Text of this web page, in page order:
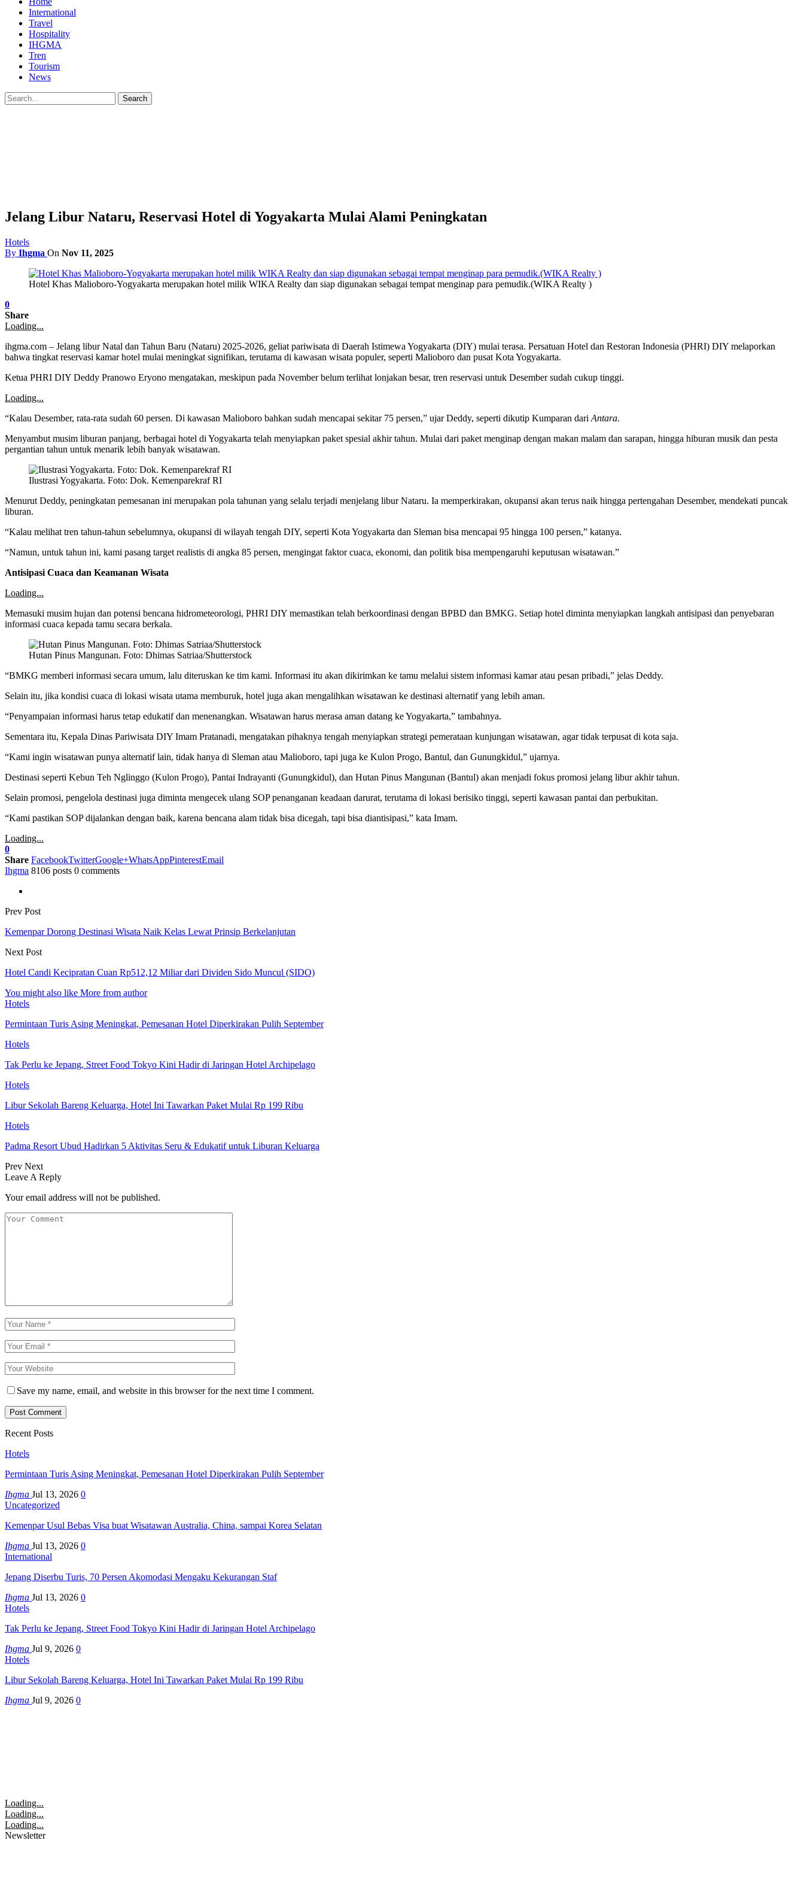
International
Travel
Hospitality
IHGMA
Tren
Tourism
News
Jelang Libur Nataru, Reservasi Hotel di Yogyakarta Mulai Alami Peningkatan
Hotels
By Ihgma On Nov 11, 2025
Hotel Khas Malioboro-Yogyakarta merupakan hotel milik WIKA Realty dan siap digunakan sebagai tempat menginap para pemudik.(WIKA Realty )
0
Share
Loading...
ihgma.com – Jelang libur Natal dan Tahun Baru (Nataru) 2025-2026, geliat pariwisata di Daerah Istimewa Yogyakarta (DIY) mulai terasa. Persatuan Hotel dan Restoran Indonesia (PHRI) DIY melaporkan
bahwa tingkat reservasi kamar hotel mulai meningkat signifikan, terutama di kawasan wisata populer, seperti Malioboro dan pusat Kota Yogyakarta.
Ketua PHRI DIY Deddy Pranowo Eryono mengatakan, meskipun pada November belum terlihat lonjakan besar, tren reservasi untuk Desember sudah cukup tinggi.
Loading...
“Kalau Desember, rata-rata sudah 60 persen. Di kawasan Malioboro bahkan sudah mencapai sekitar 75 persen,” ujar Deddy, seperti dikutip Kumparan dari Antara.
Menyambut musim liburan panjang, berbagai hotel di Yogyakarta telah menyiapkan paket spesial akhir tahun. Mulai dari paket menginap dengan makan malam dan sarapan, hingga hiburan musik dan pesta
pergantian tahun untuk menarik lebih banyak wisatawan.
Ilustrasi Yogyakarta. Foto: Dok. Kemenparekraf RI
Menurut Deddy, peningkatan pemesanan ini merupakan pola tahunan yang selalu terjadi menjelang libur Nataru. Ia memperkirakan, okupansi akan terus naik hingga pertengahan Desember, mendekati puncak
liburan.
“Kalau melihat tren tahun-tahun sebelumnya, okupansi di wilayah tengah DIY, seperti Kota Yogyakarta dan Sleman bisa mencapai 95 hingga 100 persen,” katanya.
“Namun, untuk tahun ini, kami pasang target realistis di angka 85 persen, mengingat faktor cuaca, ekonomi, dan politik bisa mempengaruhi keputusan wisatawan.”
Antisipasi Cuaca dan Keamanan Wisata
Loading...
Memasuki musim hujan dan potensi bencana hidrometeorologi, PHRI DIY memastikan telah berkoordinasi dengan BPBD dan BMKG. Setiap hotel diminta menyiapkan langkah antisipasi dan penyebaran
informasi cuaca kepada tamu secara berkala.
Hutan Pinus Mangunan. Foto: Dhimas Satriaa/Shutterstock
“BMKG memberi informasi secara umum, lalu diteruskan ke tim kami. Informasi itu akan dikirimkan ke tamu melalui sistem informasi kamar atau pesan pribadi,” jelas Deddy.
Selain itu, jika kondisi cuaca di lokasi wisata utama memburuk, hotel juga akan mengalihkan wisatawan ke destinasi alternatif yang lebih aman.
“Penyampaian informasi harus tetap edukatif dan menenangkan. Wisatawan harus merasa aman datang ke Yogyakarta,” tambahnya.
Sementara itu, Kepala Dinas Pariwisata DIY Imam Pratanadi, mengatakan pihaknya tengah menyiapkan strategi pemerataan kunjungan wisatawan, agar tidak terpusat di kota saja.
“Kami ingin wisatawan punya alternatif lain, tidak hanya di Sleman atau Malioboro, tapi juga ke Kulon Progo, Bantul, dan Gunungkidul,” ujarnya.
Destinasi seperti Kebun Teh Nglinggo (Kulon Progo), Pantai Indrayanti (Gunungkidul), dan Hutan Pinus Mangunan (Bantul) akan menjadi fokus promosi jelang libur akhir tahun.
Selain promosi, pengelola destinasi juga diminta mengecek ulang SOP penanganan keadaan darurat, terutama di lokasi berisiko tinggi, seperti kawasan pantai dan perbukitan.
“Kami pastikan SOP dijalankan dengan baik, karena bencana alam tidak bisa dicegah, tapi bisa diantisipasi,” kata Imam.
Loading...
0
Share FacebookTwitterGoogle+WhatsAppPinterestEmail
Ihgma 8106 posts 0 comments
Prev Post
Kemenpar Dorong Destinasi Wisata Naik Kelas Lewat Prinsip Berkelanjutan
Next Post
Hotel Candi Kecipratan Cuan Rp512,12 Miliar dari Dividen Sido Muncul (SIDO)
You might also like More from author
Hotels
Permintaan Turis Asing Meningkat, Pemesanan Hotel Diperkirakan Pulih September
Hotels
Tak Perlu ke Jepang, Street Food Tokyo Kini Hadir di Jaringan Hotel Archipelago
Hotels
Libur Sekolah Bareng Keluarga, Hotel Ini Tawarkan Paket Mulai Rp 199 Ribu
Hotels
Padma Resort Ubud Hadirkan 5 Aktivitas Seru & Edukatif untuk Liburan Keluarga
Prev Next
Leave A Reply
Your email address will not be published.
Save my name, email, and website in this browser for the next time I comment.
Recent Posts
Hotels
Permintaan Turis Asing Meningkat, Pemesanan Hotel Diperkirakan Pulih September
Ihgma Jul 13, 2026 0
Uncategorized
Kemenpar Usul Bebas Visa buat Wisatawan Australia, China, sampai Korea Selatan
Ihgma Jul 13, 2026 0
International
Jepang Diserbu Turis, 70 Persen Akomodasi Mengaku Kekurangan Staf
Ihgma Jul 13, 2026 0
Hotels
Tak Perlu ke Jepang, Street Food Tokyo Kini Hadir di Jaringan Hotel Archipelago
Ihgma Jul 9, 2026 0
Hotels
Libur Sekolah Bareng Keluarga, Hotel Ini Tawarkan Paket Mulai Rp 199 Ribu
Ihgma Jul 9, 2026 0
Loading...
Loading...
Loading...
Newsletter